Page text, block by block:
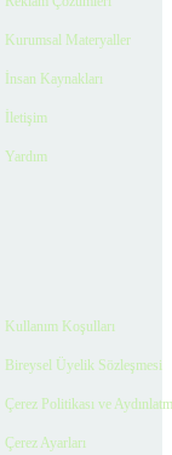
Kurumsal Materyaller
İnsan Kaynakları
İletişim
Yardım
Kullanım Koşulları
Bireysel Üyelik Sözleşmesi
Çerez Politikası ve
Çerez Ayarları